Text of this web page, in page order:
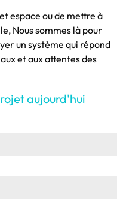
espace ou de mettre à
Nous sommes là pour
un système qui répond
et aux attentes des
aujourd'hui